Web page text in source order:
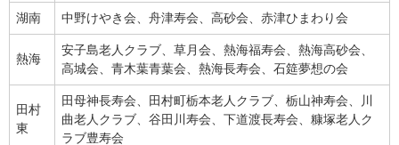
湖南 中野けやき会、舟津寿会、高砂会、赤津ひまわり会
熱海
安子島老人クラブ、草月会、熱海福寿会、熱海高砂会、
高城会、青木葉青葉会、熱海長寿会、石筵夢想の会
田村
東
田母神長寿会、田村町栃本老人クラブ、栃山神寿会、川
曲老人クラブ、谷田川寿会、下道渡長寿会、糠塚老人ク
ラブ豊寿会